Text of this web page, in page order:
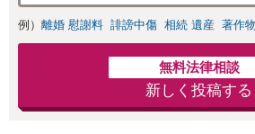
例） 離婚 慰謝料 誹謗中傷 相続 遺産 著作
無料法律相談
新しく投稿する